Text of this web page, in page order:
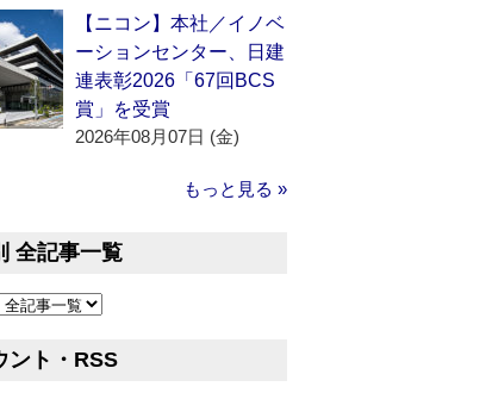
【ニコン】本社／イノベ
ーションセンター、日建
連表彰2026「67回BCS
賞」を受賞
2026年08月07日 (金)
もっと見る »
全記事一覧
ント・RSS